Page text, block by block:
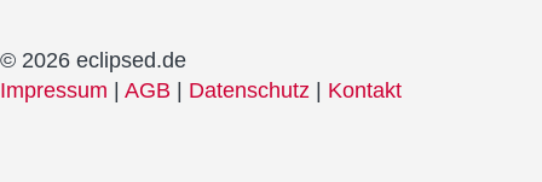
© 2026 eclipsed.de
Impressum | AGB | Datenschutz | Kontakt